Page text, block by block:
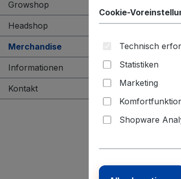
Growshop
Headshop
Merchandise
Informationen
Kontakt
Cookie-
Technisch
Statistiken
Marketing
Shopware